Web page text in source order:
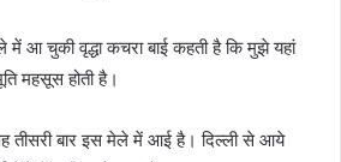
आ चुकी वृद्धा कचरा बाई कहती है कि मुझे यहां
महसूस होती है।
वह तीसरी बार इस मेले में आई है। दिल्ली से आये